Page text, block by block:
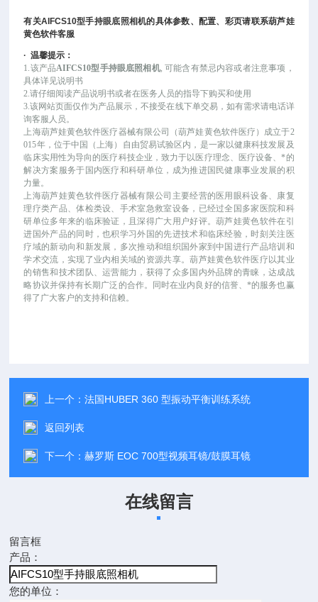
有关AIFCS10型手持眼底照相机的具体参数、配置、彩页请联系葫芦娃
黄色软件客服
·温馨提示：
1.该产品AIFCS10型手持眼底照相机, 可能含有禁忌内容或者注意事项，
具体详见说明书
2.请仔细阅读产品说明书或者在医务人员的指导下购买和使用
3.该网站页面仅作为产品展示，不接受在线下单交易，如有需求请电话详
询客服人员。
上海葫芦娃黄色软件医疗器械有限公司（葫芦娃黄色软件医疗）成立于2
015年，位于中国（上海）自由贸易试验区内，是一家以健康科技发展及
临床实用性为导向的医疗科技企业，致力于以医疗理念、医疗设备、*的
解决方案服务于国内医疗和科研单位，成为推进国民健康事业发展的积
力量。
上海葫芦娃黄色软件医疗器械有限公司主要经营的医用眼科设备、康复
理疗类产品、体检类设、手术室急救室设备，已经过全国多家医院和科
研单位多年来的临床验证，且深得广大用户好评。葫芦娃黄色软件在引
进国外产品的同时，也积学习外国的先进技术和临床经验，时刻关注医
疗域的新动向和新发展，多次推动和组织国外家到中国进行产品培训和
学术交流，实现了业内相关域的资源共享。葫芦娃黄色软件医疗以其业
的销售和技术团队、运营能力，获得了众多国内外品牌的青睐，达成战
略协议并保持有长期广泛的合作。同时在业内良好的信誉、*的服务也赢
得了广大客户的支持和信赖。
上一个：法国HUBER 360 型振动平衡训练系统
返回列表
下一个：赫罗斯 EOC 700型视频耳镜/鼓膜耳镜
在线留言
留言框
产品：
您的单位：